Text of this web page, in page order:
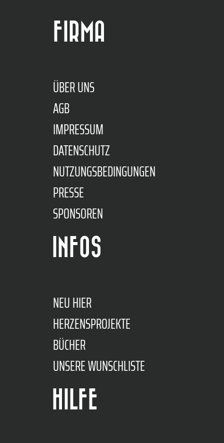
FIRMA
ÜBER UNS
AGB
IMPRESSUM
DATENSCHUTZ
NUTZUNGSBEDINGUNGEN
PRESSE
SPONSOREN
INFOS
NEU HIER
HERZENSPROJEKTE
BÜCHER
UNSERE WUNSCHLISTE
HILFE